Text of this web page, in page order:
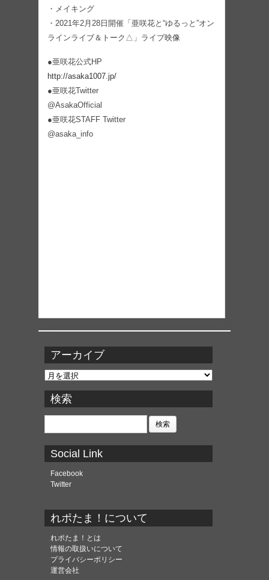
・メイキング
・2021年2月28日開催「亜咲花と“ゆるっと”オン
ラインライブ＆トーク△」ライブ映像
●亜咲花公式HP
http://asaka1007.jp/
●亜咲花Twitter
@AsakaOfficial
●亜咲花STAFF Twitter
@asaka_info
アーカイブ
ア
カ
イ
ブ
検索
検
Social Link
Facebook
Twitter
れポたま！について
れポたま！とは
情報の取扱いについて
プライバシーポリシー
運営会社